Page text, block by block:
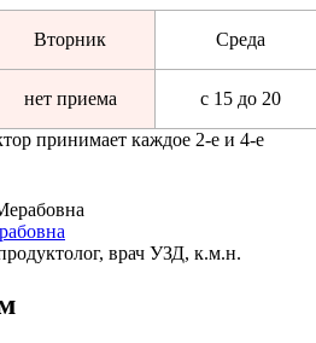
Вторник
нет приема
Среда
с 15 до 20
принимает каждое 2-е и 4-е
врач УЗД, к.м.н.